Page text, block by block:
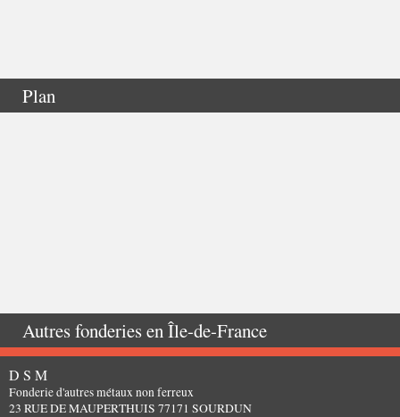
Plan
Autres fonderies enÎle-de-France
D S M
Fonderie d'autres métaux non ferreux
23 RUE DE MAUPERTHUIS 77171 SOURDUN